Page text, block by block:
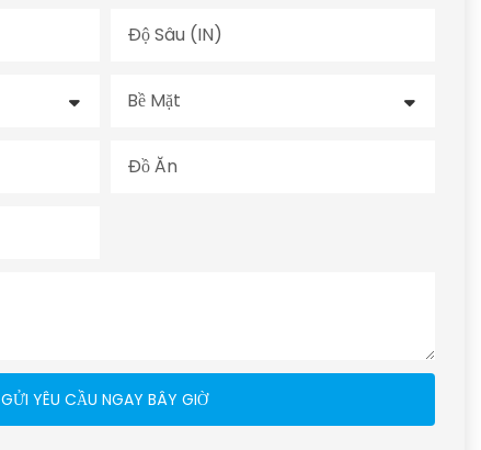
Độ Sâu (IN)
Bề Mặt
Đồ Ăn
GỬI YÊU CẦU NGAY BÂY GIỜ